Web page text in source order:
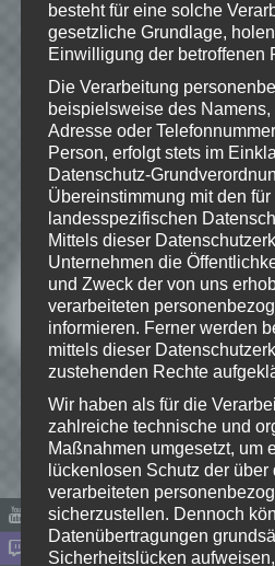
veröffentlicht.
sind mit*markiert
Kommentar
Name*
E-Mail-Adresse*
Website
*Ich habe die
besteht für eine solche
gesetzliche Grundlage,
Einwilligung der betroffenen
Die Verarbeitung
beispielsweise des
Adresse oder
Person, erfolgt stets im
Datenschutz-
Übereinstimmung mit den
landesspezifischen
Mittels dieser
Unternehmen die
und Zweck der von uns
verarbeiteten
informieren. Ferner werden
mittels dieser
zustehenden Rechte
Wir haben als für die
zahlreiche technische und
Maßnahmen umgesetzt, um
lückenlosen Schutz der
verarbeiteten
sicherzustellen. Dennoch
Datenübertragungen
Sicherheitslücken